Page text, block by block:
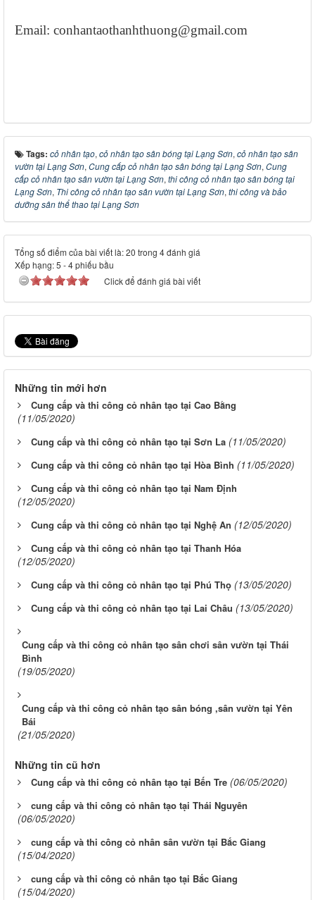
Email: conhantaothanhthuong@gmail.com
Tags: cỏ nhân tạo, cỏ nhân tạo sân bóng tại Lạng Sơn, cỏ nhân tạo sân
vườn tại Lạng Sơn, Cung cấp cỏ nhân tạo sân bóng tại Lạng Sơn, Cung
cấp cỏ nhân tạo sân vườn tại Lạng Sơn, thi công cỏ nhân tạo sân bóng tại
Lạng Sơn, Thi công cỏ nhân tạo sân vườn tại Lạng Sơn, thi công và bảo
dưỡng sân thể thao tại Lạng Sơn
Tổng số điểm của bài viết là: 20 trong 4 đánh giá
Xếp hạng:5 -4phiếu bầu
Click để đánh giá bài viết
Những tin mới hơn
Cung cấp và thi công cỏ nhân tạo tại Cao Bằng
(11/05/2020)
Cung cấp và thi công cỏ nhân tạo tại Sơn La (11/05/2020)
Cung cấp và thi công cỏ nhân tạo tại Hòa Bình (11/05/2020)
Cung cấp và thi công cỏ nhân tạo tại Nam Định
(12/05/2020)
Cung cấp và thi công cỏ nhân tạo tại Nghệ An (12/05/2020)
Cung cấp và thi công cỏ nhân tạo tại Thanh Hóa
(12/05/2020)
Cung cấp và thi công cỏ nhân tạo tại Phú Thọ (13/05/2020)
Cung cấp và thi công cỏ nhân tạo tại Lai Châu (13/05/2020)
Cung cấp và thi công cỏ nhân tạo sân chơi sân vườn tại Thái
Bình
(19/05/2020)
Cung cấp và thi công cỏ nhân tạo sân bóng ,sân vườn tại Yên
Bái
(21/05/2020)
Những tin cũ hơn
Cung cấp và thi công cỏ nhân tạo tại Bến Tre (06/05/2020)
cung cấp và thi công cỏ nhân tạo tại Thái Nguyên
(06/05/2020)
cung cấp và thi công cỏ nhân sân vườn tại Bắc Giang
(15/04/2020)
cung cấp và thi công cỏ nhân tạo tại Bắc Giang
(15/04/2020)